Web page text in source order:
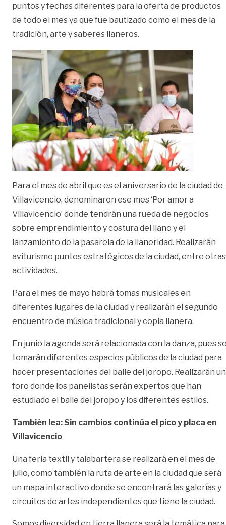
puntos y fechas diferentes para la oferta de productos
de todo el mes ya que fue bautizado como el mes de la
tradición, arte y saberes llaneros.
Para el mes de abril que es el aniversario de la ciudad de
Villavicencio, denominaron ese mes ‘Por amor a
Villavicencio’ donde tendrán una rueda de negocios
sobre emprendimiento y costura del llano y el
lanzamiento de la pasarela de la llaneridad. Realizarán
aviturismo puntos estratégicos de la ciudad, entre otras
actividades.
Para el mes de mayo habrá tomas musicales en
diferentes lugares de la ciudad y realizarán el segundo
encuentro de música tradicional y copla llanera.
En junio la agenda será relacionada con la danza, pues
tomarán diferentes espacios públicos de la ciudad para
hacer presentaciones del baile del joropo. Realizarán un
foro donde los panelistas serán expertos que han
estudiado el baile del joropo y los diferentes estilos.
También lea: Sin cambios continúa el pico y placa en
Villavicencio
Una feria textil y talabartera se realizará en el mes de
julio, como también la ruta de arte en la ciudad que será
un mapa interactivo donde se encontrará las galerías y
circuitos de artes independientes que tiene la ciudad.